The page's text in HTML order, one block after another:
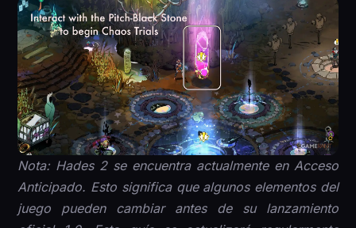
Nota: Hades 2 se encuentra actualmente en Acceso
Anticipado. Esto significa que algunos elementos del
juego pueden cambiar antes de su lanzamiento